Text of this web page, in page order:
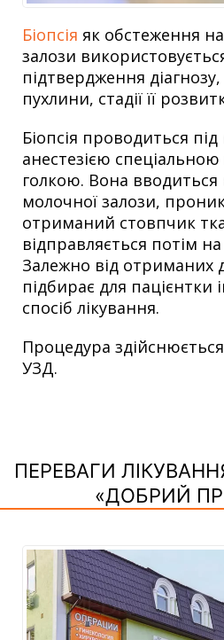
Біопсія як обстеження
залози
підтвердження
пухлини, стадії її
Біопсія проводиться
анестезією
голкою. Вона
молочної залози,
отриманий стовпчик
відправляється потім
Залежно від отриманих
підбирає для пацієнтки
спосіб лікування.
Процедура
УЗД.
ПЕРЕВАГИ
«ДОБРИЙ